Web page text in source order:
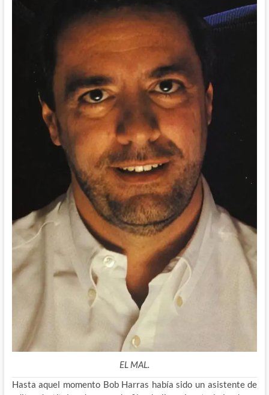
EL MAL.
Hasta aquel momento Bob Harras había sido un asistente de